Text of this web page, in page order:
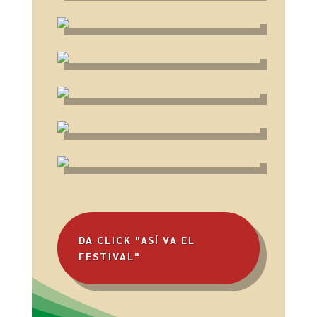
DA CLICK "ASÍ VA EL
FESTIVAL"